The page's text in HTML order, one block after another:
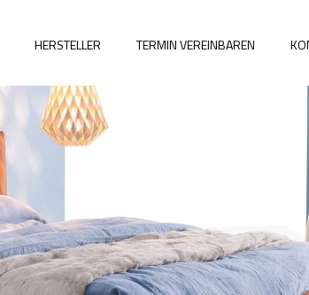
HERSTELLER TERMIN VEREINBAREN